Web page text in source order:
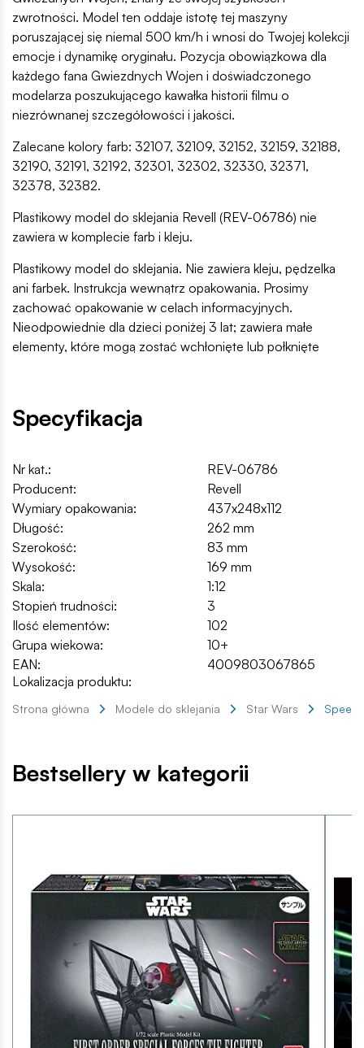
zwrotności. Model ten oddaje istotę tej maszyny
poruszającej się niemal 500 km/h i wnosi do Twojej kolekcji
emocje i dynamikę oryginału. Pozycja obowiązkowa dla
każdego fana Gwiezdnych Wojen i doświadczonego
modelarza poszukującego kawałka historii filmu o
niezrównanej szczegółowości i jakości.
Zalecane kolory farb: 32107, 32109, 32152, 32159, 32188,
32190, 32191, 32192, 32301, 32302, 32330, 32371,
32378, 32382.
Plastikowy model do sklejania Revell (REV-06786) nie
zawiera w komplecie farb i kleju.
Plastikowy model do sklejania. Nie zawiera kleju, pędzelka
ani farbek. Instrukcja wewnątrz opakowania. Prosimy
zachować opakowanie w celach informacyjnych.
Nieodpowiednie dla dzieci poniżej 3 lat; zawiera małe
elementy, które mogą zostać wchłonięte lub połknięte
Specyfikacja
Nr kat.:
REV-06786
Producent:
Revell
Wymiary opakowania:
437x248x112
Długość:
262 mm
Szerokość:
83 mm
Wysokość:
169 mm
Skala:
1:12
Stopień trudności:
3
Ilość elementów:
102
Grupa wiekowa:
10+
EAN:
4009803067865
Lokalizacja produktu:
Strona główna Modele do sklejania Star Wars
Bestsellery w kategorii